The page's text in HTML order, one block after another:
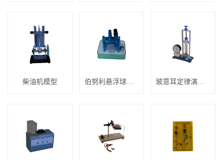
柴油机模型 伯努利悬浮球演示器 玻意耳定律演示器